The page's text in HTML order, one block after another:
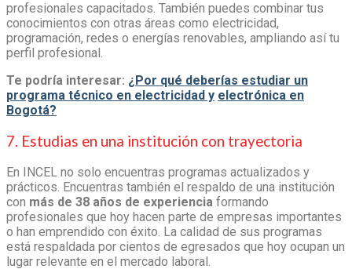
profesionales capacitados. También puedes combinar tus
conocimientos con otras áreas como electricidad,
programación, redes o energías renovables, ampliando así tu
perfil profesional.
Te podría interesar: ¿Por qué deberías estudiar un
programa técnico en electricidad y electrónica en
Bogotá?
7. Estudias en una institución con trayectoria
En INCEL no solo encuentras programas actualizados y
prácticos. Encuentras también el respaldo de una institución
con más de 38 años de experiencia formando
profesionales que hoy hacen parte de empresas importantes
o han emprendido con éxito. La calidad de sus programas
está respaldada por cientos de egresados que hoy ocupan un
lugar relevante en el mercado laboral.